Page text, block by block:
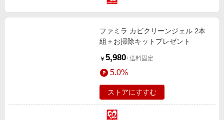
ファミラ カビクリーンジェル 2本
組＋お掃除キットプレゼント
￥ 5,980+送料固定
5.0%
ストアにすすむ